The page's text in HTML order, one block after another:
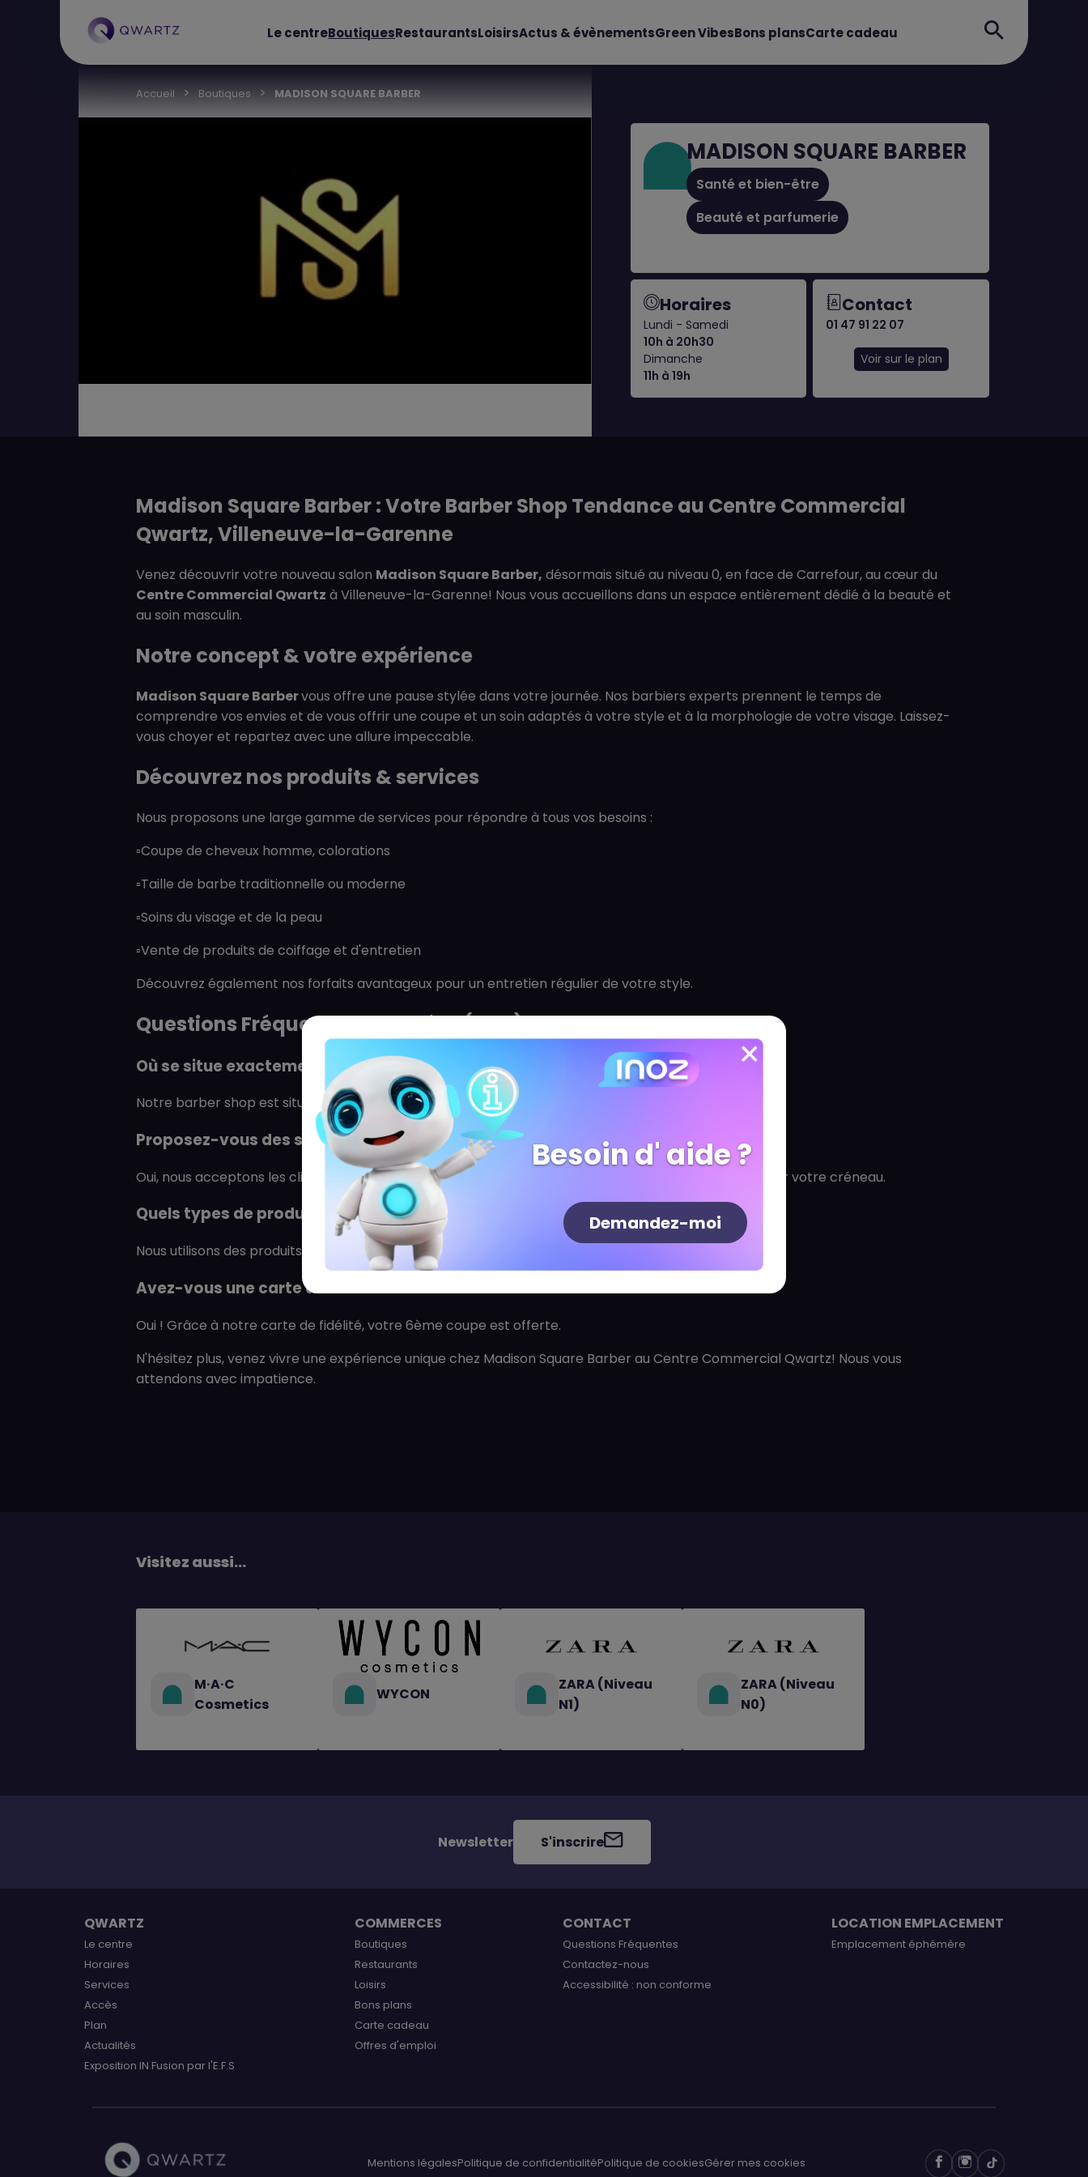
Le centreBoutiquesRestaurantsLoisirsActus & évènementsGreen VibesBons plansCarte cadeau
Accueil Boutiques MADISON SQUARE BARBER
MADISON SQUARE BARBER
Santé et bien-être
Beauté et parfumerie
Horaires
Lundi - Samedi
10h à 20h30
Dimanche
11h à 19h
Contact
01 47 91 22 07
Voir sur le plan
Madison Square Barber : Votre Barber Shop Tendance au Centre Commercial
Qwartz, Villeneuve-la-Garenne
Venez découvrir votre nouveau salon Madison Square Barber, désormais situé au niveau 0, en face de Carrefour, au cœur du
Centre Commercial Qwartz à Villeneuve-la-Garenne! Nous vous accueillons dans un espace entièrement dédié à la beauté et
au soin masculin.
Notre concept & votre expérience
Madison Square Barbervous offre une pause stylée dans votre journée. Nos barbiers experts prennent le temps de
comprendre vos envies et de vous offrir une coupe et un soin adaptés à votre style et à la morphologie de votre visage. Laissez-
vous choyer et repartez avec une allure impeccable.
Découvrez nos produits & services
Nous proposons une large gamme de services pour répondre à tous vos besoins :
▫️Coupe de cheveux homme, colorations
▫️Taille de barbe traditionnelle ou moderne
▫️Soins du visage et de la peau
▫️Vente de produits de coiffage et d'entretien
Découvrez également nos forfaits avantageux pour un entretien régulier de votre style.
Questions Fréquemment Posées (FAQ)
Où se situe exactement la boutique dans le centre ?
Notre barber shop est situé au Niveau 0, en face de Carrefour
Proposez-vous des services sans rendez-vous ?
Oui, nous acceptons les clients sans rendez-vous, mais nous vous conseillons de réserver pour garantir votre créneau.
Quels types de produits utilisez-vous ?
Nous utilisons des produits de qualité professionnelle, spécialement conçus pour les hommes.
Avez-vous une carte de fidélité ?
Oui ! Grâce à notre carte de fidélité, votre 6ème coupe est offerte.
N'hésitez plus, venez vivre une expérience unique chez Madison Square Barber au Centre Commercial Qwartz! Nous vous
attendons avec impatience.
Visitez aussi...
M·A·C
Cosmetics
WYCON
ZARA (Niveau
N1)
ZARA (Niveau
N0)
Newsletter S'inscrire
QWARTZ
Le centre
Horaires
Services
Accès
Plan
Actualités
Exposition IN Fusion par l'E.F.S
COMMERCES
Boutiques
Restaurants
Loisirs
Bons plans
Carte cadeau
Offres d'emploi
CONTACT
Questions Fréquentes
Contactez-nous
Accessibilité : non conforme
LOCATION EMPLACEMENT
Emplacement éphémère
Mentions légalesPolitique de confidentialitéPolitique de cookiesGérer mes cookies
Besoin d' aide ?
Demandez-moi